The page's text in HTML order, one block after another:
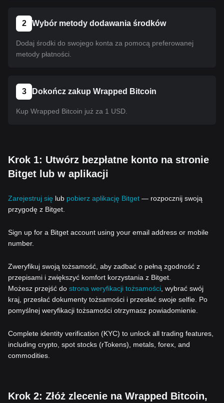
2 Wybór metody dodawania środków
Dodaj środki do swojego konta za pomocą preferowanej
metody płatności.
3 Dokończ zakup Wrapped Bitcoin
Kup Wrapped Bitcoin już za 1 USD.
Krok 1: Utwórz bezpłatne konto na stronie
Bitget lub w aplikacji
Zarejestruj się lub pobierz aplikację Bitget — rozpocznij swoją
przygodę z Bitget.
Sign up for a Bitget account using your email address or mobile
number.
Zweryfikuj swoją tożsamość, aby zadbać o pełną zgodność z
przepisami i zwiększyć komfort korzystania z Bitget.
Możesz przejść do strona weryfikacji tożsamości , wybrać swój
kraj, przesłać dokumenty tożsamości i przesłać swoje selfie. Po
pomyślnej weryfikacji tożsamości otrzymasz powiadomienie.
Complete identity verification (KYC) to unlock all trading features,
including crypto, spot stocks (rTokens), metals, forex, and
commodities.
Krok 2: Złóż zlecenie na Wrapped Bitcoin,